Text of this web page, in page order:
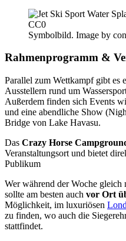
Symbolbild. Image by
Rahmenprogramm &
Parallel zum Wettkampf gibt es
Ausstellern rund um
Außerdem finden sich Events
und eine abendliche Show
Bridge von Lake Havasu.
Das Crazy Horse
Veranstaltungsort und bietet
Publikum
Wer während der Woche gleich
sollte am besten auch vor Ort
Möglichkeit, im luxuriösen
zu finden, wo auch die
stattfindet.